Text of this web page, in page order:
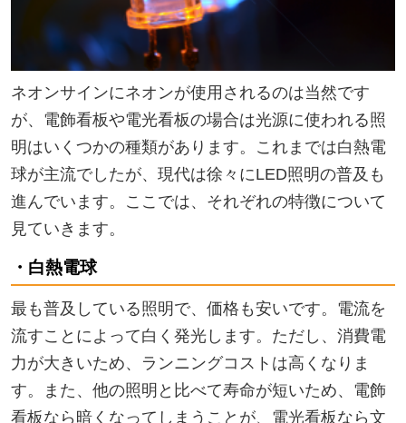
ネオンサインにネオンが使用されるのは当然です
が、電飾看板や電光看板の場合は光源に使われる照
明はいくつかの種類があります。これまでは白熱電
球が主流でしたが、現代は徐々にLED照明の普及も
進んでいます。ここでは、それぞれの特徴について
見ていきます。
・白熱電球
最も普及している照明で、価格も安いです。電流を
流すことによって白く発光します。ただし、消費電
力が大きいため、ランニングコストは高くなりま
す。また、他の照明と比べて寿命が短いため、電飾
看板なら暗くなってしまうことが、電光看板なら文